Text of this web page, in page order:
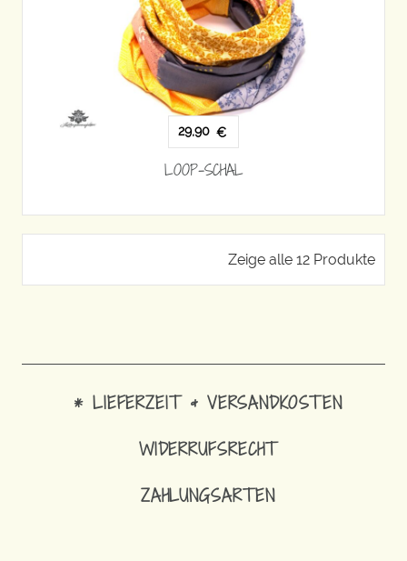
29,90 €
LOOP-SCHAL
Zeige alle 12 Produkte
* LIEFERZEIT & VERSANDKOSTEN
WIDERRUFSRECHT
ZAHLUNGSARTEN